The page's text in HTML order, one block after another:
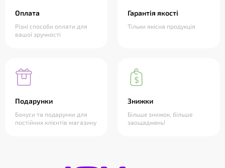
Оплата
Різні способи оплати для
вашої зручності
Гарантія якості
Тільки якісна продукція
Подарунки
Бонуси та подарунки для
постійних клієнтів магазину
Знижки
Більше знижок, більше
заощаджень!